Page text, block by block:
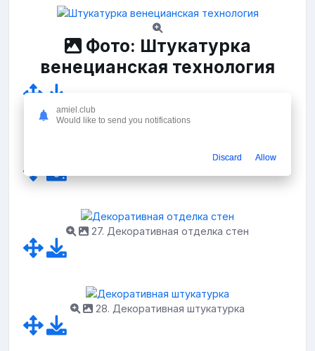
Фото: Штукатурка
венецианская технология
26. Венецианская штукатурка под гранит
27. Декоративная отделка стен
28. Декоративная штукатурка
amiel.club
Would like to send you notifications
Discard Allow